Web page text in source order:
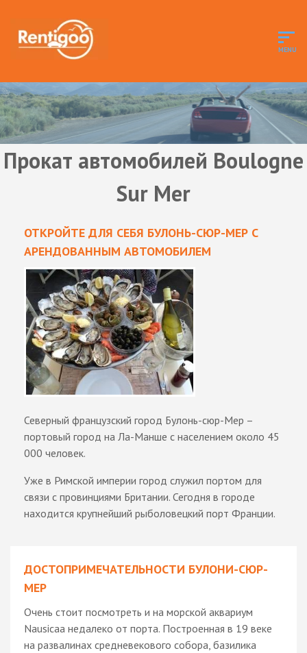
Прокат автомобилей Boulogne
Sur Mer
ОТКРОЙТЕ ДЛЯ СЕБЯ БУЛОНЬ-СЮР-МЕР С
АРЕНДОВАННЫМ АВТОМОБИЛЕМ
Северный французский город Булонь-сюр-Мер –
портовый город на Ла-Манше с населением около 45
000 человек.
Уже в Римской империи город служил портом для
связи с провинциями Британии. Сегодня в городе
находится крупнейший рыболовецкий порт Франции.
ДОСТОПРИМЕЧАТЕЛЬНОСТИ БУЛОНИ-СЮР-
МЕР
Очень стоит посмотреть и на морской аквариум
Nausicaa недалеко от порта. Построенная в 19 веке
на развалинах средневекового собора, базилика